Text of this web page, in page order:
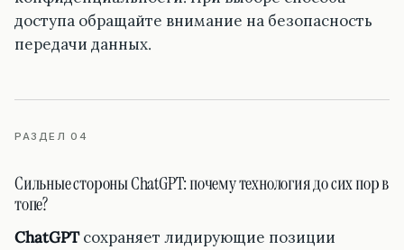
доступа обращайте внимание на безопасность
передачи данных.
РАЗДЕЛ 04
Сильные стороны ChatGPT: почему технология до сих пор в
топе?
ChatGPTсохраняет лидирующие позиции